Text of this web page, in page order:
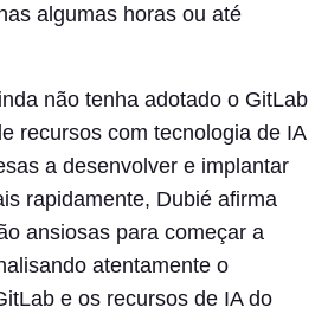
algumas horas ou até
não tenha adotado o GitLab
recursos com tecnologia de IA
a desenvolver e implantar
rapidamente, Dubié afirma
ansiosas para começar a
atentamente o
e os recursos de IA do